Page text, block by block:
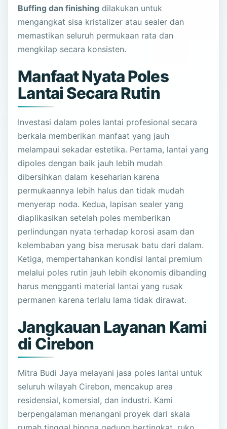
Buffing dan finishing dilakukan untuk
mengangkat sisa kristalizer atau sealer dan
memastikan seluruh permukaan rata dan
mengkilap secara konsisten.
Manfaat Nyata Poles
Lantai Secara Rutin
Investasi dalam poles lantai profesional secara
berkala memberikan manfaat yang jauh
melampaui sekadar estetika. Pertama, lantai yang
dipoles dengan baik jauh lebih mudah
dibersihkan dalam keseharian karena
permukaannya lebih halus dan tidak mudah
menyerap noda. Kedua, lapisan sealer yang
diaplikasikan setelah poles memberikan
perlindungan nyata terhadap korosi asam dan
kelembaban yang bisa merusak batu dari dalam.
Ketiga, mempertahankan kondisi lantai premium
melalui poles rutin jauh lebih ekonomis dibanding
harus mengganti material lantai yang rusak
permanen karena terlalu lama tidak dirawat.
Jangkauan Layanan Kami
di Cirebon
Mitra Budi Jaya melayani jasa poles lantai untuk
seluruh wilayah Cirebon, mencakup area
residensial, komersial, dan industri. Kami
berpengalaman menangani proyek dari skala